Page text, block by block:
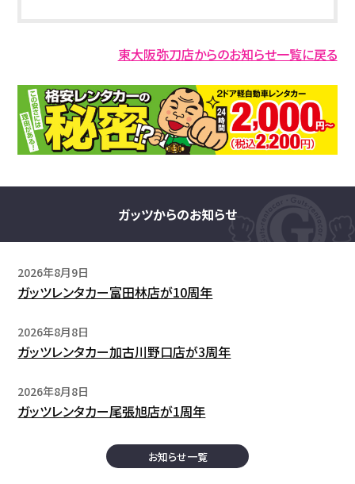
東大阪弥刀店からのお知らせ一覧に戻る
ガッツからのお知らせ
2026年8月9日
ガッツレンタカー富田林店が10周年
2026年8月8日
ガッツレンタカー加古川野口店が3周年
2026年8月8日
ガッツレンタカー尾張旭店が1周年
お知らせ一覧